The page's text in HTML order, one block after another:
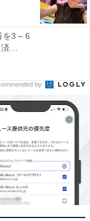
を3～6
...
by